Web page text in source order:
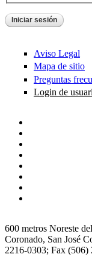
Aviso Legal
Mapa de sitio
Preguntas
Login de
600 metros Noreste
Coronado, San José
2216-0303; Fax